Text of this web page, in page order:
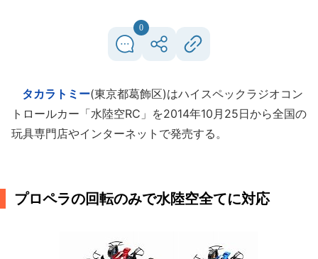
0
タカラトミー(東京都葛飾区)はハイスペックラジオコン
トロールカー「水陸空RC」を2014年10月25日から全国の
玩具専門店やインターネットで発売する。
プロペラの回転のみで水陸空全てに対応